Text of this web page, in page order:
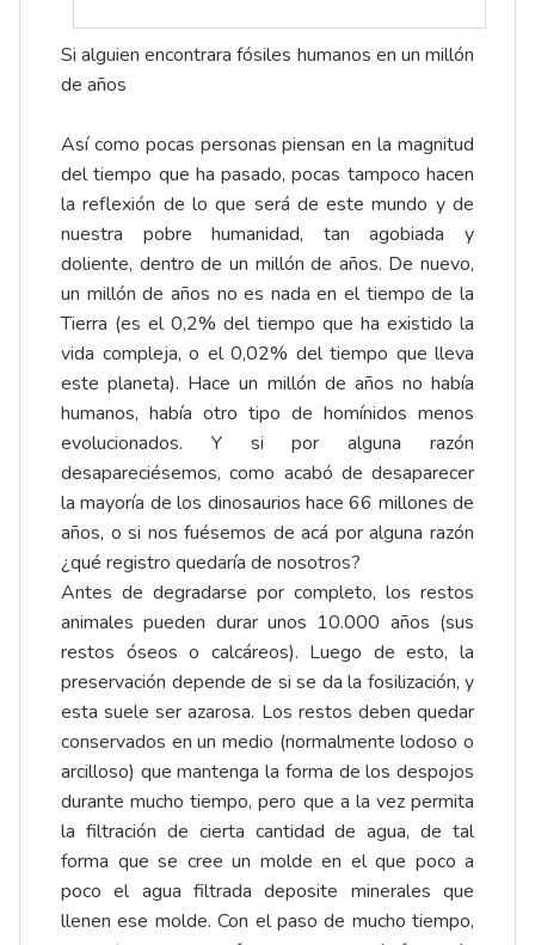
Si alguien encontrara fósiles humanos en un millón
de años
Así como pocas personas piensan en la magnitud
del tiempo que ha pasado, pocas tampoco hacen
la reflexión de lo que será de este mundo y de
nuestra pobre humanidad, tan agobiada y
doliente, dentro de un millón de años. De nuevo,
un millón de años no es nada en el tiempo de la
Tierra (es el 0,2% del tiempo que ha existido la
vida compleja, o el 0,02% del tiempo que lleva
este planeta). Hace un millón de años no había
humanos, había otro tipo de homínidos menos
evolucionados. Y si por alguna razón
desapareciésemos, como acabó de desaparecer
la mayoría de los dinosaurios hace 66 millones de
años, o si nos fuésemos de acá por alguna razón
¿qué registro quedaría de nosotros?
Antes de degradarse por completo, los restos
animales pueden durar unos 10.000 años (sus
restos óseos o calcáreos). Luego de esto, la
preservación depende de si se da la fosilización, y
esta suele ser azarosa. Los restos deben quedar
conservados en un medio (normalmente lodoso o
arcilloso) que mantenga la forma de los despojos
durante mucho tiempo, pero que a la vez permita
la filtración de cierta cantidad de agua, de tal
forma que se cree un molde en el que poco a
poco el agua filtrada deposite minerales que
llenen ese molde. Con el paso de mucho tiempo,